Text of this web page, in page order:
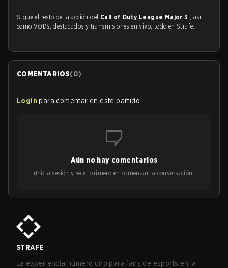
Sigue el resto de la acción del Call of Duty League Major 3 , así
como VODs, destacados y transmisiones en vivo, todo en Strafe.
COMENTARIOS(0)
Login para comentar en este partido
Aún no hay comentarios
¡Inicia sesión y sé el primero en comenzar la conversación!
STRAFE
La experiencia número uno para fans de esports en la